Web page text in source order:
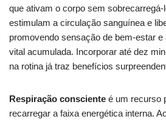
que ativam o corpo sem
estimulam a circulação sanguínea e
promovendo sensação de bem-estar e
vital acumulada. Incorporar até dez
na rotina já traz benefícios
Respiração consciente é um recurso
recarregar a faixa energética interna.